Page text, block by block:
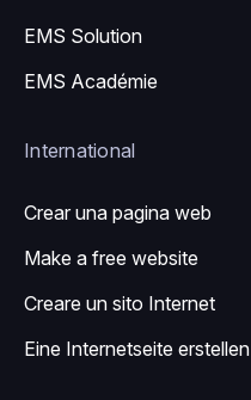
EMS Solution
EMS Académie
International
Crear una pagina web
Make a free website
Creare un sito Internet
Eine Internetseite erstellen